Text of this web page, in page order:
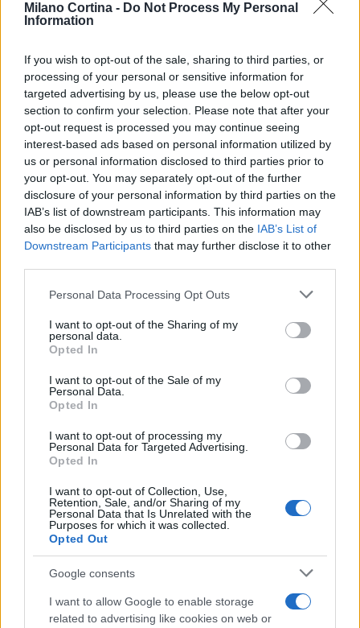
Milano Cortina - Do Not Process My Personal
Information
If you wish to opt-out of the sale, sharing to third parties, or
processing of your personal or sensitive information for
targeted advertising by us, please use the below opt-out
section to confirm your selection. Please note that after your
opt-out request is processed you may continue seeing
interest-based ads based on personal information utilized by
us or personal information disclosed to third parties prior to
your opt-out. You may separately opt-out of the further
disclosure of your personal information by third parties on the
IAB’s list of downstream participants. This information may
also be disclosed by us to third parties on the IAB’s List of
Downstream Participants that may further disclose it to other
Please note that this website/app uses one or more Google
not limited to your visit or usage behaviour. You may click to
grant or deny consent to Google and its third-party tags to
use your data for below specified purposes in below Google
consent section.
Personal Data Processing Opt Outs
I want to opt-out of the Sharing of my
personal data.
Opted In
I want to opt-out of the Sale of my
Personal Data.
Opted In
I want to opt-out of processing my
Personal Data for Targeted Advertising.
Opted In
I want to opt-out of Collection, Use,
Retention, Sale, and/or Sharing of my
Personal Data that Is Unrelated with the
Purposes for which it was collected.
Opted Out
Google consents
I want to allow Google to enable storage
related to advertising like cookies on web or
Minacce con machete e sequestro: la gang di
adolescenti che chiedeva droga come riscatto
Marco Tessari · 9 Ago 2026
MILANOCORTINA26 (I LUOGHI)
Dove la montagna incontra il cinema: i vincitori del
Cervino CineMountain
Marco Tessari · 6 Ago 2026
MILANOCORTINA26 (I LUOGHI)